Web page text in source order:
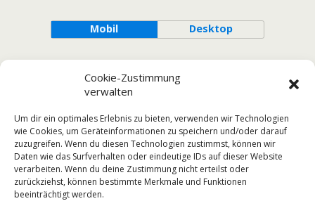
Cookie-Zustimmung
verwalten
Um dir ein optimales Erlebnis zu bieten, verwenden wir Technologien
wie Cookies, um Geräteinformationen zu speichern und/oder darauf
zuzugreifen. Wenn du diesen Technologien zustimmst, können wir
Daten wie das Surfverhalten oder eindeutige IDs auf dieser Website
verarbeiten. Wenn du deine Zustimmung nicht erteilst oder
zurückziehst, können bestimmte Merkmale und Funktionen
beeinträchtigt werden.
Mobil Desktop